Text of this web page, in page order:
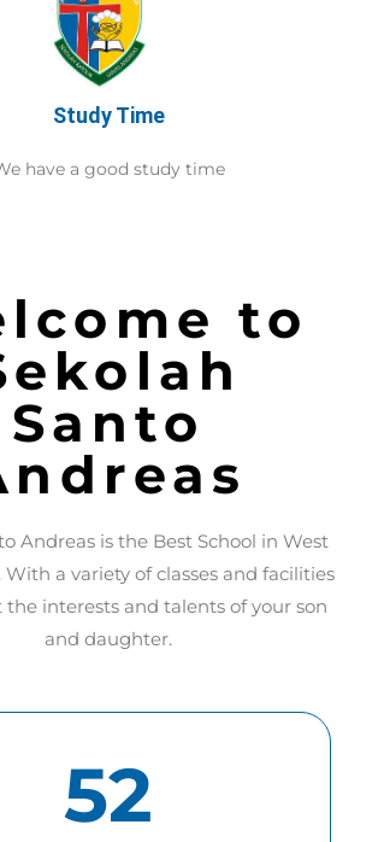
Study Time
have a good study time
to
Santo
Andreas is the Best School in West
a variety of classes and facilities
interests and talents of your son
and daughter.
52